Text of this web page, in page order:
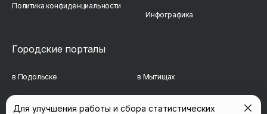
Политика конфиденциальности
Инфографика
Городские порталы
в Подольске в Мытищах
в Реутове
Для улучшения работы и сбора статистических